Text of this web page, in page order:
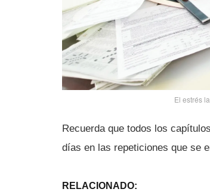
El estrés
Recuerda que todos los
dí­as en las repeticiones que se
RELACIONADO: